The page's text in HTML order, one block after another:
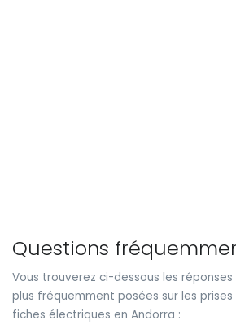
Questions
Vous trouverez ci-dessous les
plus fréquemment posées sur les
fiches électriques en Andorra :